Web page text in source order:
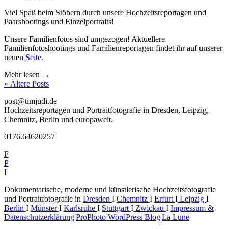
Viel Spaß beim Stöbern durch unsere Hochzeitsreportagen und
Paarshootings und Einzelportraits!
Unsere Familienfotos sind umgezogen! Aktuellere
Familienfotoshootings und Familienreportagen findet ihr auf unserer
neuen Seite.
Mehr lesen →
« Ältere Posts
post@timjudi.de
Hochzeitsreportagen und Portraitfotografie in Dresden, Leipzig,
Chemnitz, Berlin und europaweit.
0176.64620257
F
P
I
Dokumentarische, moderne und künstlerische Hochzeitsfotografie
und Portraitfotografie in Dresden I Chemnitz I Erfurt I Leipzig I
Berlin I MünsterI Karlsruhe I Stuttgart I Zwickau I Impressum &
Datenschutzerklärung|ProPhoto WordPress Blog|La Lune